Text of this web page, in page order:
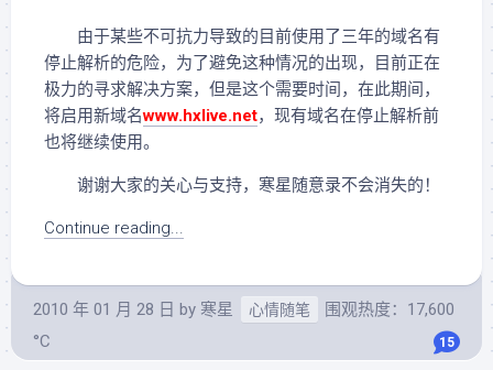
由于某些不可抗力导致的目前使用了三年的域名有
停止解析的危险，为了避免这种情况的出现，目前正在
极力的寻求解决方案，但是这个需要时间，在此期间，
将启用新域名www.hxlive.net，现有域名在停止解析前
也将继续使用。
谢谢大家的关心与支持，寒星随意录不会消失的！
Continue reading...
2010 年 01 月 28 日 by 寒星 心情随笔
围观热度：17,600
°C
15